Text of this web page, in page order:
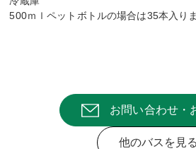
500ｍｌペットボトルの場合は35本入りま
お問い合わせ・
他のバスを見る